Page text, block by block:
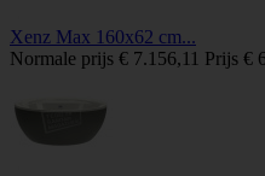
Xenz Max 160x62 cm...
Normale prijs € 7.156,11 Prijs €